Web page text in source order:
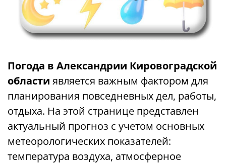
Погода в Александрии Кировоградской
области является важным фактором для
планирования повседневных дел, работы,
отдыха. На этой странице представлен
актуальный прогноз с учетом основных
метеорологических показателей:
температура воздуха, атмосферное